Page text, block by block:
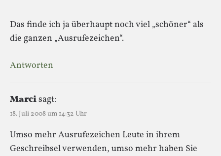
Das finde ich ja überhaupt noch viel „schöner“ als
die ganzen „Ausrufezeichen“.
Antworten
Marcisagt:
18. Juli 2008 um 14:32 Uhr
Umso mehr Ausrufezeichen Leute in ihrem
Geschreibsel verwenden, umso mehr haben Sie